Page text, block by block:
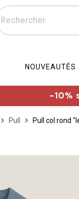
Rechercher
NOUVEAUTÉS
-10%
Pull Pull col rond